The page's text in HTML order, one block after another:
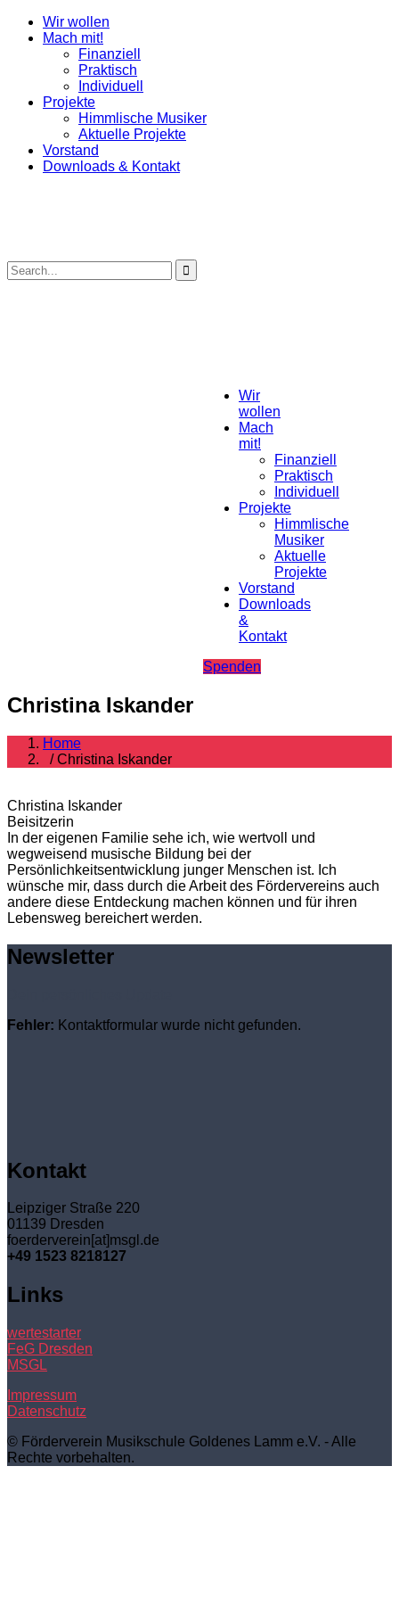
Wir wollen
Mach mit!
Finanziell
Praktisch
Individuell
Projekte
Himmlische Musiker
Aktuelle Projekte
Vorstand
Downloads & Kontakt
Wir
wollen
Mach
mit!
Finanziell
Praktisch
Individuell
Projekte
Himmlische
Musiker
Aktuelle
Projekte
Vorstand
Downloads
&
Kontakt
Spenden
Christina Iskander
Home
/ Christina Iskander
Christina Iskander
Beisitzerin
In der eigenen Familie sehe ich, wie wertvoll und
wegweisend musische Bildung bei der
Persönlichkeitsentwicklung junger Menschen ist. Ich
wünsche mir, dass durch die Arbeit des Fördervereins auch
andere diese Entdeckung machen können und für ihren
Lebensweg bereichert werden.
Newsletter
Fehler: Kontaktformular wurde nicht gefunden.
Kontakt
Leipziger Straße 220
01139 Dresden
foerderverein[at]msgl.de
+49 1523 8218127
Links
wertestarter
FeG Dresden
MSGL
Impressum
Datenschutz
© Förderverein Musikschule Goldenes Lamm e.V. - Alle
Rechte vorbehalten.